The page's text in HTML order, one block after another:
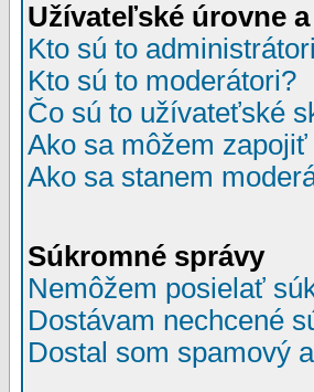
Užívateľské úrovne
Kto sú to
Kto sú to moderátori?
Čo sú to užívateťské
Ako sa môžem
Ako sa stanem
Súkromné správy
Nemôžem posielať
Dostávam nechcené
Dostal som spamový